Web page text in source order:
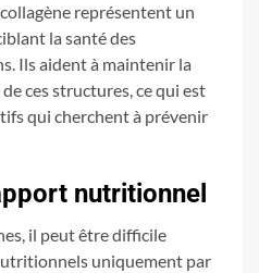
représentent un
la santé des
Ils aident à maintenir la
de ces structures, ce qui est
qui cherchent à prévenir
nutritionnel
il peut être difficile
uniquement par